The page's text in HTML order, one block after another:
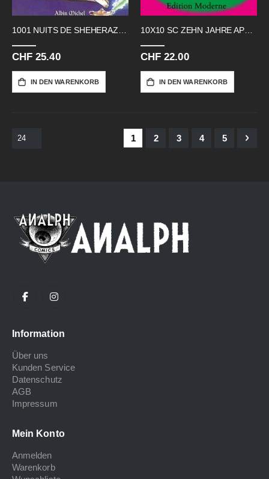
CHF 25.40
IN DEN WARENKORB
10X10 SC ZEHN JAHRE APRILLEN ZEHN
CHF 22.00
IN DEN WARENKORB
SeiteSie lesen gerade Seite
1 Seite
2 Seite
3 Seite
4 Seite
5 Seite
Information
Über uns
Kunden Service
Datenschutz
AGB
Impressum
Mein Konto
Anmelden
Warenkorb